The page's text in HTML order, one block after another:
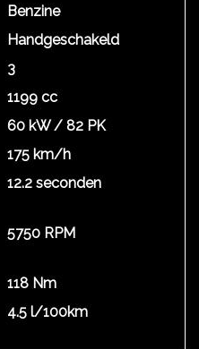
Benzine
Handgeschakeld
3
1199 cc
60 kW / 82 PK
175 km/h
12.2 seconden
5750 RPM
118 Nm
4.5 l/100km